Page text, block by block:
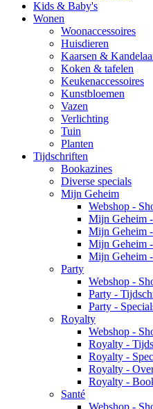
Kids & Baby's
Wonen
Woonaccessoires
Huisdieren
Kaarsen &
Koken & tafelen
Keukenaccessoires
Kunstbloemen
Vazen
Verlichting
Tuin
Planten
Tijdschriften
Bookazines
Diverse specials
Mijn Geheim
Webshop -
Mijn Geheim
Mijn Geheim
Mijn Geheim
Mijn Geheim
Party
Webshop -
Party -
Party -
Royalty
Webshop -
Royalty -
Royalty -
Royalty -
Royalty -
Santé
Webshop -